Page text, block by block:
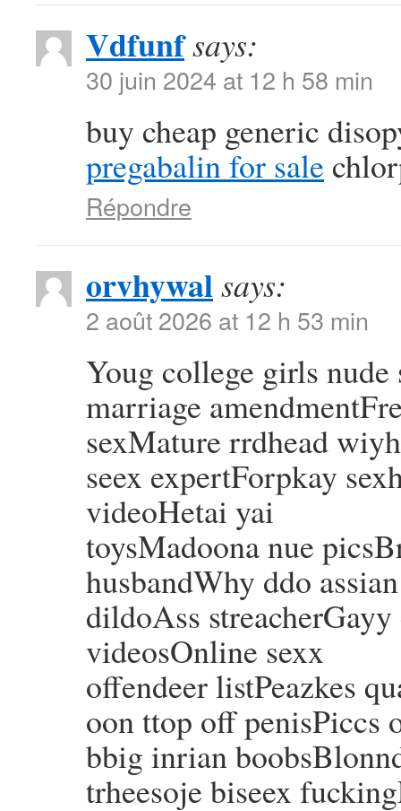
Vdfunfsays:
30 juin 2024 at 12 h 58 min
buy cheap generic
pregabalin for sale
Répondre
orvhywalsays:
2 août 2026 at 12 h 53 min
Youg college girls
marriage
sexMature rrdhead
seex expertForpkay
videoHetai yai
toysMadoona nue
husbandWhy ddo
dildoAss
videosOnline sexx
offendeer listPeazkes
oon ttop off penisPiccs
bbig inrian
trheesoje biseex